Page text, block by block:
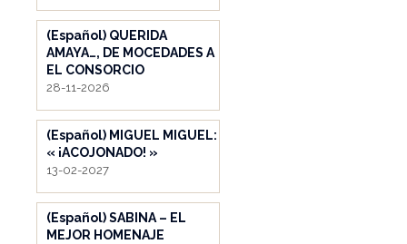
(Español) QUERIDA
AMAYA…, DE MOCEDADES A
EL CONSORCIO
28-11-2026
(Español) MIGUEL MIGUEL:
« ¡ACOJONADO! »
13-02-2027
(Español) SABINA – EL
MEJOR HOMENAJE